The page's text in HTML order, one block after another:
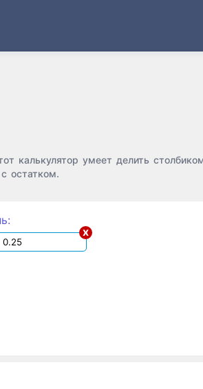
калькулятор умеет делить
остатком.
x